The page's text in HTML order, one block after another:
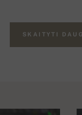
SKAITYTI